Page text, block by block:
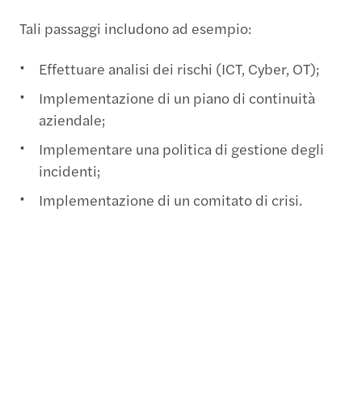
Tali passaggi includono ad esempio:
Effettuare analisi dei rischi (ICT, Cyber, OT);
Implementazione di un piano di continuità
aziendale;
Implementare una politica di gestione degli
incidenti;
Implementazione di un comitato di crisi.